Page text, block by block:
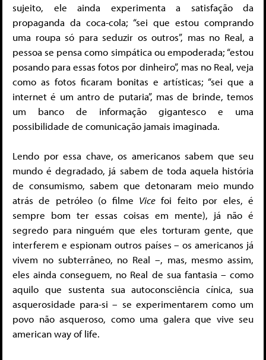
sujeito, ele ainda experimenta a satisfação da
propaganda da coca-cola; “sei que estou comprando
uma roupa só para seduzir os outros”, mas no Real, a
pessoa se pensa como simpática ou empoderada; “estou
posando para essas fotos por dinheiro”, mas no Real, veja
como as fotos ficaram bonitas e artísticas; “sei que a
internet é um antro de putaria”, mas de brinde, temos
um banco de informação gigantesco e uma
possibilidade de comunicação jamais imaginada.
Lendo por essa chave, os americanos sabem que seu
mundo é degradado, já sabem de toda aquela história
de consumismo, sabem que detonaram meio mundo
atrás de petróleo (o filme Vice foi feito por eles, é
sempre bom ter essas coisas em mente), já não é
segredo para ninguém que eles torturam gente, que
interferem e espionam outros países – os americanos já
vivem no subterrâneo, no Real –, mas, mesmo assim,
eles ainda conseguem, no Real de sua fantasia – como
aquilo que sustenta sua autoconsciência cínica, sua
asquerosidade para-si – se experimentarem como um
povo não asqueroso, como uma galera que vive seu
american way of life.